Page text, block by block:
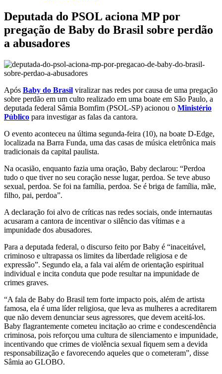
Deputada do PSOL aciona MP por
pregação de Baby do Brasil sobre perdão
a abusadores
Após Baby do Brasil viralizar nas redes por causa de uma pregação
sobre perdão em um culto realizado em uma boate em São Paulo, a
deputada federal Sâmia Bomfim (PSOL-SP) acionou o Ministério
Público para investigar as falas da cantora.
O evento aconteceu na última segunda-feira (10), na boate D-Edge,
localizada na Barra Funda, uma das casas de música eletrônica mais
tradicionais da capital paulista.
Na ocasião, enquanto fazia uma oração, Baby declarou: “Perdoa
tudo o que tiver no seu coração nesse lugar, perdoa. Se teve abuso
sexual, perdoa. Se foi na família, perdoa. Se é briga de família, mãe,
filho, pai, perdoa”.
A declaração foi alvo de críticas nas redes sociais, onde internautas
acusaram a cantora de incentivar o silêncio das vítimas e a
impunidade dos abusadores.
Para a deputada federal, o discurso feito por Baby é “inaceitável,
criminoso e ultrapassa os limites da liberdade religiosa e de
expressão”. Segundo ela, a fala vai além de orientação espiritual
individual e incita conduta que pode resultar na impunidade de
crimes graves.
“A fala de Baby do Brasil tem forte impacto pois, além de artista
famosa, ela é uma líder religiosa, que leva as mulheres a acreditarem
que não devem denunciar seus agressores, que devem aceitá-los.
Baby flagrantemente cometeu incitação ao crime e condescendência
criminosa, pois reforçou uma cultura de silenciamento e impunidade,
incentivando que crimes de violência sexual fiquem sem a devida
responsabilização e favorecendo aqueles que o cometeram”, disse
Sâmia ao GLOBO.